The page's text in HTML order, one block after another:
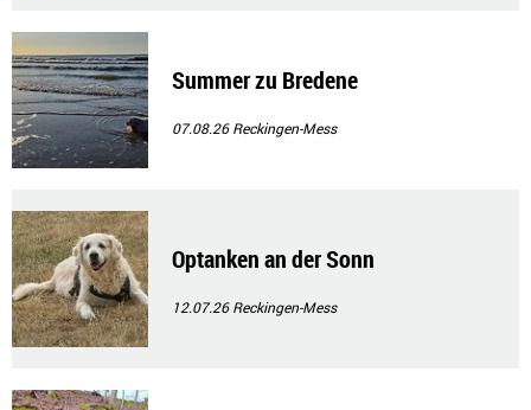
Summer zu Bredene
07.08.26Reckingen-Mess
Optanken an der Sonn
12.07.26Reckingen-Mess